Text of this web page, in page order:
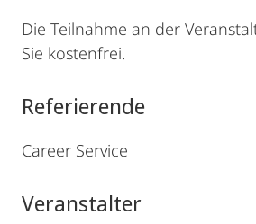
Die Teilnahme an der
Sie kostenfrei.
Referierende
Career Service
Veranstalter